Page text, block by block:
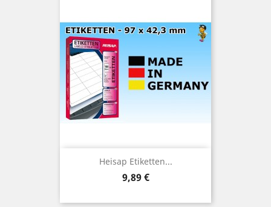
Heisap Etiketten...
Preis
9,89 €